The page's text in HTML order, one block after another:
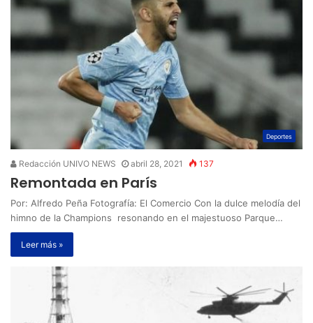
Deportes
Redacción UNIVO NEWS abril 28, 2021 137
Remontada en París
Por: Alfredo Peña Fotografía: El Comercio Con la dulce melodía del
himno de la Champions resonando en el majestuoso Parque…
Leer más »